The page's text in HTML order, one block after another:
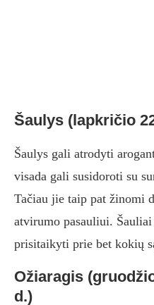
Šaulys (lapkričio
Šaulys gali atrodyti
visada gali susidoroti su
Tačiau jie taip pat žinomi
atvirumo pasauliui.
prisitaikyti prie bet kokių
Ožiaragis
d.)